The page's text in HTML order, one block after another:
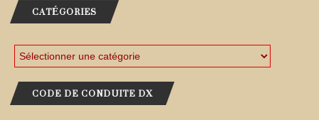
CATÉGORIES
CODE DE CONDUITE DX